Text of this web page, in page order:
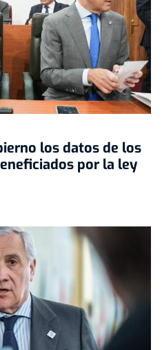
los datos de los
por la ley